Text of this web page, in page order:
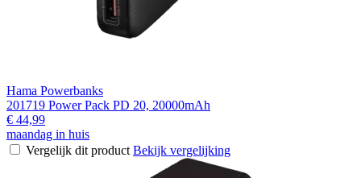
Hama Powerbanks
201719 Power Pack PD 20, 20000mAh
€ 44,99
maandag in huis
Vergelijk dit product Bekijk vergelijking